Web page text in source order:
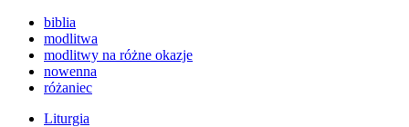
biblia
modlitwa
modlitwy na różne okazje
nowenna
różaniec
Liturgia